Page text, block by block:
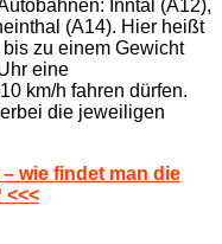
Inntal (A12),
(A14). Hier heißt
zu einem Gewicht
eine
km/h fahren dürfen.
die jeweiligen
wie findet man die
<<<